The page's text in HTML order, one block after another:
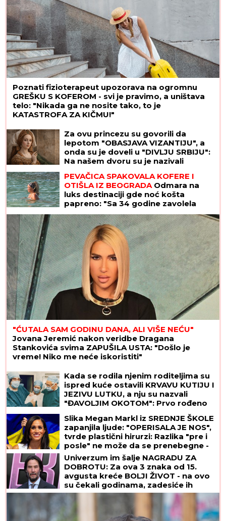
Poznati fizioterapeut upozorava na ogromnu
GREŠKU S KOFEROM - svi je pravimo, a uništava
telo: "Nikada ga ne nosite tako, to je
KATASTROFA ZA KIČMU!"
Za ovu princezu su govorili da
lepotom "OBASJAVA VIZANTIJU", a
onda su je doveli u "DIVLJU SRBIJU":
Na našem dvoru su je nazivali
"ŠUGAVOM" I "GREŠNOM", a onda su
je proterali GOLU I BOSU
PEVAČICA SPAKOVALA KOFERE I
OTIŠLA IZ BEOGRADA Odmara na
luks destinaciji gde noć košta
papreno: "Sa 34 godine zavolela
pesak"
"ĆUTALA SAM GODINU DANA, ALI VIŠE NEĆU"
Jovana Jeremić nakon veridbe Dragana
Stankovića svima ZAPUŠILA USTA: "Došlo je
vreme! Niko me neće iskoristiti"
Kada se rodila njenim roditeljima su
ispred kuće ostavili KRVAVU KUTIJU I
JEZIVU LUTKU, a nju su nazvali
"ĐAVOLJIM OKOTOM": Prvo rođeno
DETE IZ EPRUVETE danas je žena od
47 godina i evo kroz šta je sve prošla
i kako dan
Slika Megan Markl iz SREDNJE ŠKOLE
zapanjila ljude: "OPERISALA JE NOS",
tvrde plastični hirurzi: Razlika "pre i
posle" ne može da se prenebegne -
vojvotkinja pokrenula trend u
estetskoj hirurgiji
Univerzum im šalje NAGRADU ZA
DOBROTU: Za ova 3 znaka od 15.
avgusta kreće BOLJI ŽIVOT - na ovo
su čekali godinama, zadesiće ih
sreća o kakvoj su do sad mogli